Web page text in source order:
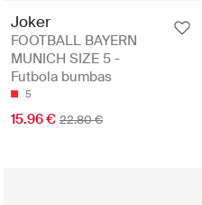
Joker
FOOTBALL BAYERN
MUNICH SIZE 5 -
Futbola bumbas
5
15.96 € 22.80 €